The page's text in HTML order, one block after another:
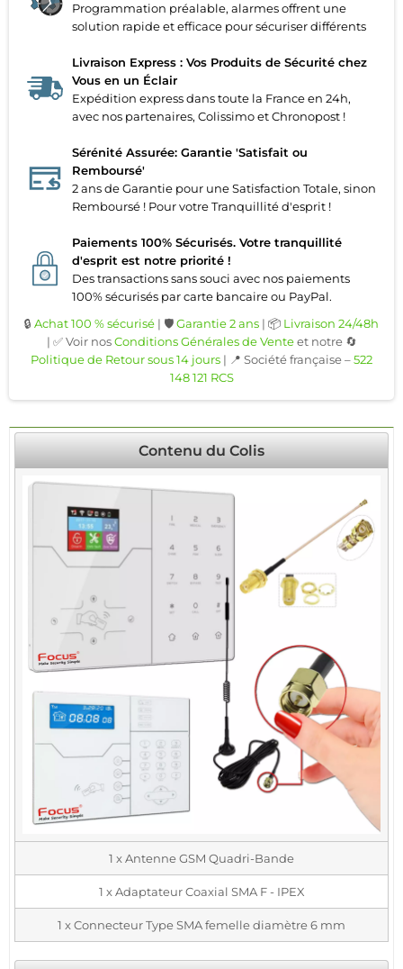
Programmation préalable, alarmes offrent une
solution rapide et efficace pour sécuriser différents
Livraison Express : Vos Produits de Sécurité chez
Vous en un Éclair
Expédition express dans toute la France en 24h,
avec nos partenaires, Colissimo et Chronopost !
Sérénité Assurée: Garantie 'Satisfait ou
Remboursé'
2 ans de Garantie pour une Satisfaction Totale, sinon
Remboursé ! Pour votre Tranquillité d'esprit !
Paiements 100% Sécurisés. Votre tranquillité
d'esprit est notre priorité !
Des transactions sans souci avec nos paiements
100% sécurisés par carte bancaire ou PayPal.
🔒 Achat 100 % sécurisé | 🛡️Garantie 2 ans | 📦 Livraison 24/48h
| ✅ Voir nosConditions Générales de Venteet notre 🔄
Politique de Retour sous 14 jours | 📍 Société française –522
148 121 RCS
Contenu du Colis
1 x Antenne GSM Quadri-Bande
1 x Adaptateur Coaxial SMA F - IPEX
1 x Connecteur Type SMA femelle diamètre 6 mm